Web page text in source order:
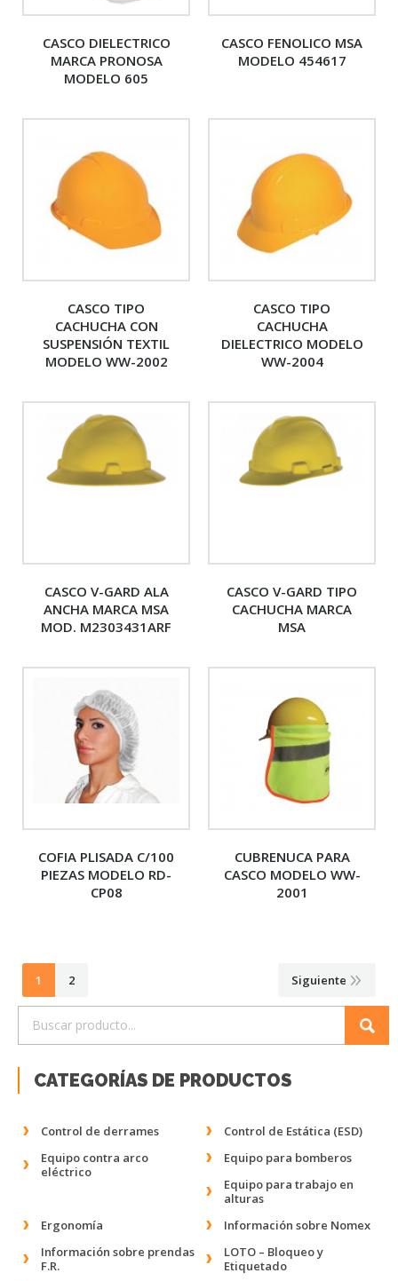
CASCO DIELECTRICO
MARCA PRONOSA
MODELO 605
CASCO FENOLICO MSA
MODELO 454617
CASCO TIPO
CACHUCHA CON
SUSPENSIÓN TEXTIL
MODELO WW-2002
CASCO TIPO
CACHUCHA
DIELECTRICO MODELO
WW-2004
CASCO V-GARD ALA
ANCHA MARCA MSA
MOD. M2303431ARF
CASCO V-GARD TIPO
CACHUCHA MARCA
MSA
COFIA PLISADA C/100
PIEZAS MODELO RD-
CP08
CUBRENUCA PARA
CASCO MODELO WW-
2001
1 2 Siguiente
CATEGORÍAS DE PRODUCTOS
Control de derrames
Control de Estática (ESD)
Equipo contra arco
eléctrico
Equipo para bomberos
Equipo para trabajo en
alturas
Ergonomía
Información sobre Nomex
Información sobre prendas
F.R.
LOTO – Bloqueo y
Etiquetado